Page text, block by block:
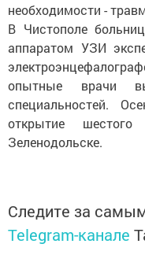
необходимости -
В Чистополе
аппаратом УЗИ
опытные врачи
специальностей.
открытие шестого
Зеленодольске.
Следите за
Telegram-канале